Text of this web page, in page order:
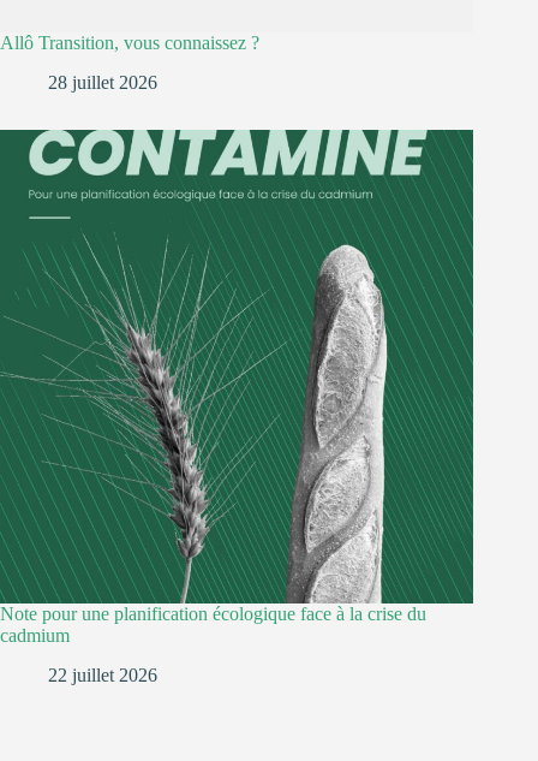
Allô Transition, vous connaissez ?
28 juillet 2026
Note pour une planification écologique face à la crise du
cadmium
22 juillet 2026